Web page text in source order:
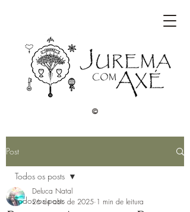
©
Post
Todos os posts
Todos os posts
Deluca Natal
26 de abr. de 2025 1 min de leitura